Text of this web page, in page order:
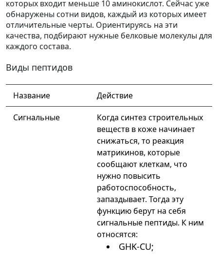
которых входит меньше 10 аминокислот. Сейчас уже
обнаружены сотни видов, каждый из которых имеет
отличительные черты. Ориентируясь на эти
качества, подбирают нужные белковые молекулы для
каждого состава.
Виды пептидов
Название Действие
Сигнальные
Когда синтез строительных
веществ в коже начинает
снижаться, то реакция
матрикинов, которые
сообщают клеткам, что
нужно повысить
работоспособность,
запаздывает. Тогда эту
функцию берут на себя
сигнальные пептиды. К ним
относятся:
GHK-CU;